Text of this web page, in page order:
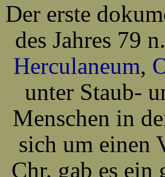
Der erste
des Jahres 79
Herculaneum,
unter Staub-
Menschen in
sich um einen
Chr. gab es ein